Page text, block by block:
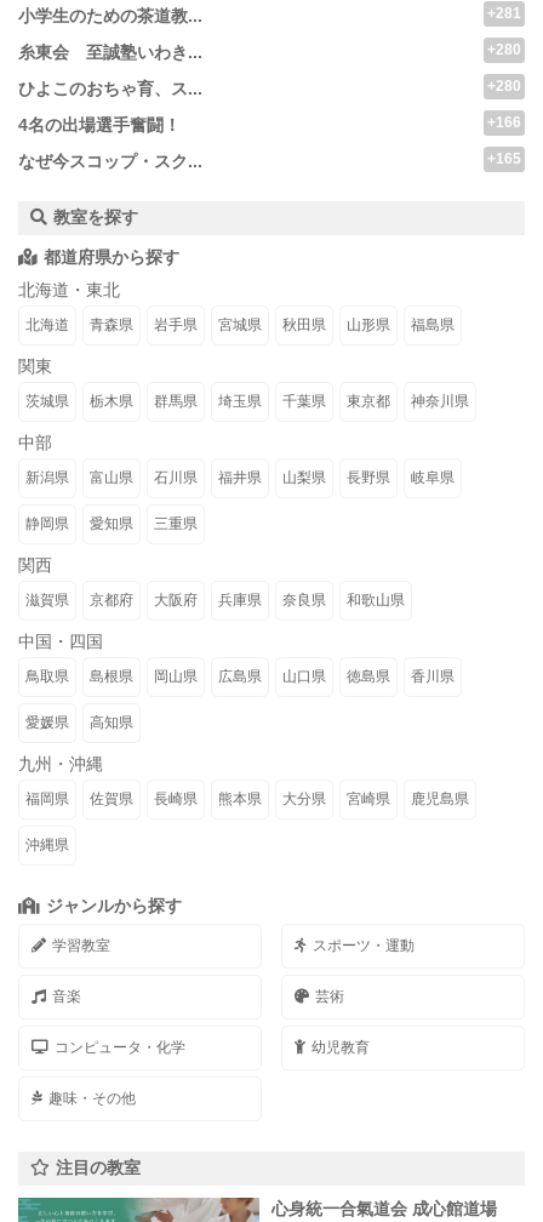
小学生のための茶道教... +281
糸東会 至誠塾いわき... +280
ひよこのおちゃ育、ス... +280
4名の出場選手奮闘！ +166
なぜ今スコップ・スク... +165
教室を探す
都道府県から探す
北海道・東北
北海道 青森県 岩手県 宮城県 秋田県 山形県 福島県
関東
茨城県 栃木県 群馬県 埼玉県 千葉県 東京都 神奈川県
中部
新潟県 富山県 石川県 福井県 山梨県 長野県 岐阜県
静岡県 愛知県 三重県
関西
滋賀県 京都府 大阪府 兵庫県 奈良県 和歌山県
中国・四国
鳥取県 島根県 岡山県 広島県 山口県 徳島県 香川県
愛媛県 高知県
九州・沖縄
福岡県 佐賀県 長崎県 熊本県 大分県 宮崎県 鹿児島県
沖縄県
ジャンルから探す
学習教室 スポーツ・運動
音楽 芸術
コンピュータ・化学 幼児教育
趣味・その他
注目の教室
心身統一合氣道会 成心館道場